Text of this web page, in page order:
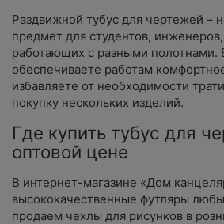
Раздвижной тубус для чертежей –
предмет для студентов,
работающих с разными полотнами.
обеспечиваете работам
избавляете от необходимости
покупку нескольких изделий.
Где купить тубус для
оптовой цене
В интернет-магазине «Дом
высококачественные футляры
продаем чехлы для рисунков в